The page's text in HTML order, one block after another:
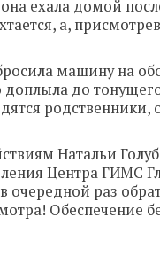
ехала домой
а,
машину на
до
родственники,
Натальи
Центра ГИМС
очередной раз
Обеспечение